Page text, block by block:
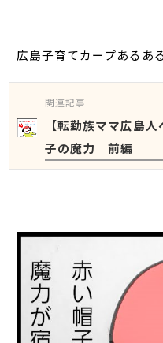
広島子育てカープあるあ
関連記事
【転勤族ママ広島
子の魔力 前編